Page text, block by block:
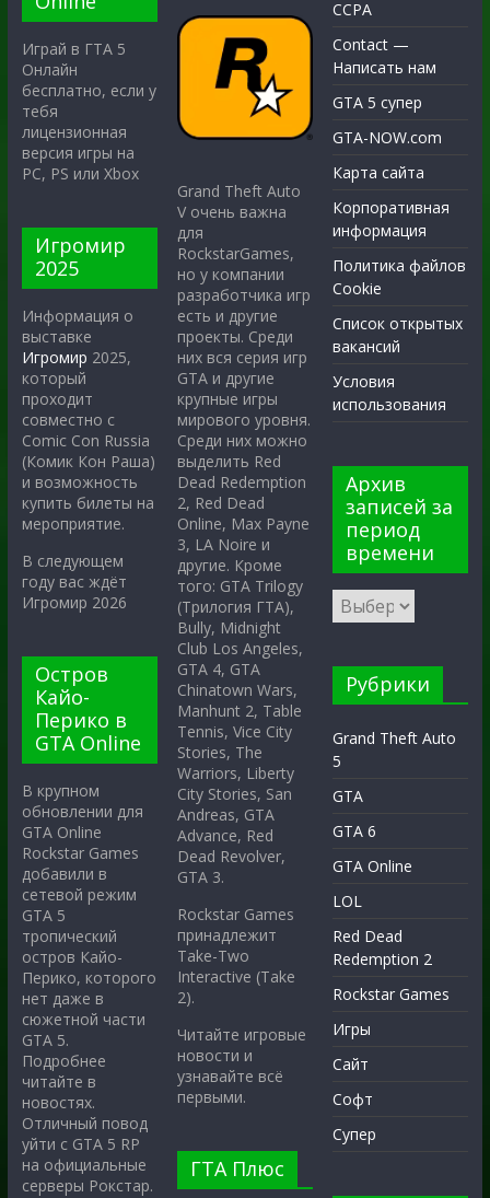
Играй в ГТА 5
Онлайн
бесплатно, если у
тебя
лицензионная
версия игры на
PC, PS или Xbox
Игромир
2025
Информация о
выставке
Игромир 2025,
который
проходит
совместно с
Comic Con Russia
(Комик Кон Раша)
и возможность
купить билеты на
мероприятие.
В следующем
году вас ждёт
Игромир 2026
Остров
Кайо-
Перико в
GTA Online
В крупном
обновлении для
GTA Online
Rockstar Games
добавили в
сетевой режим
GTA 5
тропический
остров Кайо-
Перико, которого
нет даже в
сюжетной части
GTA 5.
Подробнее
читайте в
новостях.
Отличный повод
уйти с GTA 5 RP
на официальные
серверы Рокстар.
Grand Theft Auto
V очень важна
для
RockstarGames,
но у компании
разработчика игр
есть и другие
проекты. Среди
них вся серия игр
GTA и другие
крупные игры
мирового уровня.
Среди них можно
выделить Red
Dead Redemption
2, Red Dead
Online, Max Payne
3, LA Noire и
другие. Кроме
того: GTA Trilogy
(Трилогия ГТА),
Bully, Midnight
Club Los Angeles,
GTA 4, GTA
Chinatown Wars,
Manhunt 2, Table
Tennis, Vice City
Stories, The
Warriors, Liberty
City Stories, San
Andreas, GTA
Advance, Red
Dead Revolver,
GTA 3.
Rockstar Games
принадлежит
Take-Two
Interactive (Take
2).
Читайте игровые
новости и
узнавайте всё
первыми.
ГТА Плюс
CCPA
Contact —
Написать нам
GTA 5 супер
GTA-NOW.com
Карта сайта
Корпоративная
информация
Политика файлов
Cookie
Список открытых
вакансий
Условия
использования
Архив
записей за
период
времени
Рубрики
Grand Theft Auto
5
GTA
GTA 6
GTA Online
LOL
Red Dead
Redemption 2
Rockstar Games
Игры
Сайт
Софт
Супер